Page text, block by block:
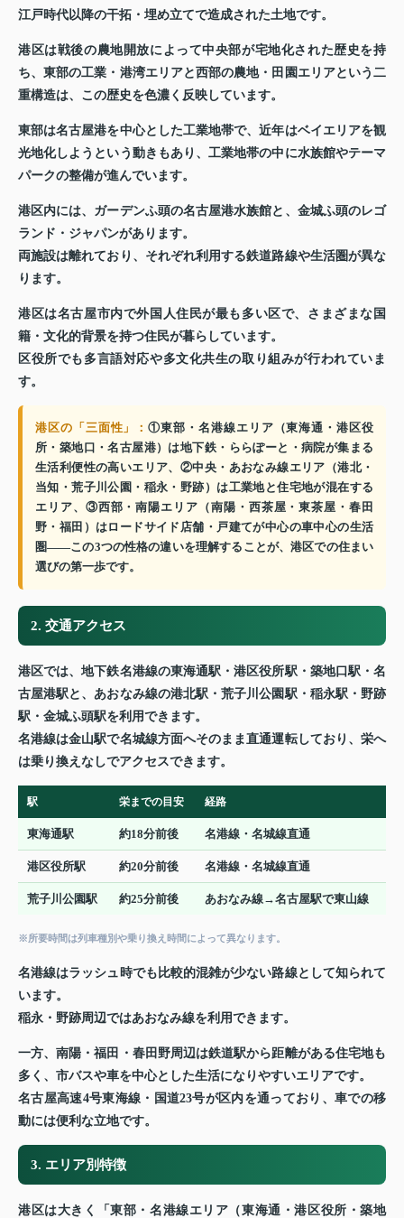
江戸時代以降の干拓・埋め立てで造成された土地です。
港区は戦後の農地開放によって中央部が宅地化された歴史を持
ち、東部の工業・港湾エリアと西部の農地・田園エリアという二
重構造は、この歴史を色濃く反映しています。
東部は名古屋港を中心とした工業地帯で、近年はベイエリアを観
光地化しようという動きもあり、工業地帯の中に水族館やテーマ
パークの整備が進んでいます。
港区内には、ガーデンふ頭の名古屋港水族館と、金城ふ頭のレゴ
ランド・ジャパンがあります。
両施設は離れており、それぞれ利用する鉄道路線や生活圏が異な
ります。
港区は名古屋市内で外国人住民が最も多い区で、さまざまな国
籍・文化的背景を持つ住民が暮らしています。
区役所でも多言語対応や多文化共生の取り組みが行われていま
す。
港区の「三面性」：①東部・名港線エリア（東海通・港区役
所・築地口・名古屋港）は地下鉄・ららぽーと・病院が集まる
生活利便性の高いエリア、②中央・あおなみ線エリア（港北・
当知・荒子川公園・稲永・野跡）は工業地と住宅地が混在する
エリア、③西部・南陽エリア（南陽・西茶屋・東茶屋・春田
野・福田）はロードサイド店舗・戸建てが中心の車中心の生活
圏——この3つの性格の違いを理解することが、港区での住まい
選びの第一歩です。
2. 交通アクセス
港区では、地下鉄名港線の東海通駅・港区役所駅・築地口駅・名
古屋港駅と、あおなみ線の港北駅・荒子川公園駅・稲永駅・野跡
駅・金城ふ頭駅を利用できます。
名港線は金山駅で名城線方面へそのまま直通運転しており、栄へ
は乗り換えなしでアクセスできます。
駅 栄までの目安 経路
東海通駅 約18分前後 名港線・名城線直通
港区役所駅 約20分前後 名港線・名城線直通
荒子川公園駅 約25分前後 あおなみ線→名古屋駅で東山線
※所要時間は列車種別や乗り換え時間によって異なります。
名港線はラッシュ時でも比較的混雑が少ない路線として知られて
います。
稲永・野跡周辺ではあおなみ線を利用できます。
一方、南陽・福田・春田野周辺は鉄道駅から距離がある住宅地も
多く、市バスや車を中心とした生活になりやすいエリアです。
名古屋高速4号東海線・国道23号が区内を通っており、車での移
動には便利な立地です。
3. エリア別特徴
港区は大きく「東部・名港線エリア（東海通・港区役所・築地